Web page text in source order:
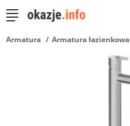
Armatura Armatura łazienkowa